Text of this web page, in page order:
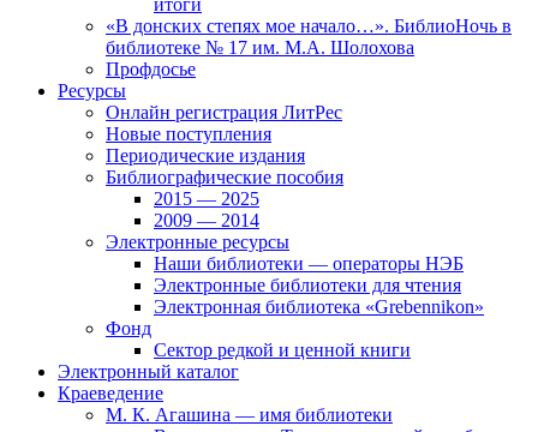
итоги
«В донских степях мое начало…». БиблиоНочь в
библиотеке № 17 им. М.А. Шолохова
Профдосье
Ресурсы
Онлайн регистрация ЛитРес
Новые поступления
Периодические издания
Библиографические пособия
2015 — 2025
2009 — 2014
Электронные ресурсы
Наши библиотеки — операторы НЭБ
Электронные библиотеки для чтения
Электронная библиотека «Grebennikon»
Фонд
Сектор редкой и ценной книги
Электронный каталог
Краеведение
М. К. Агашина — имя библиотеки